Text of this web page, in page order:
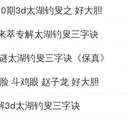
期3d太湖钓叟之 好大胆
萃专解太湖钓叟三字诀
太湖钓叟三字诀《保真》
斗鸡眼 赵子龙 好大胆
3d太湖钓叟三字诀